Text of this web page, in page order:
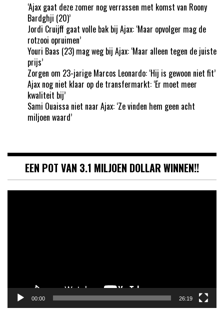
‘Ajax gaat deze zomer nog verrassen met komst van Roony
Bardghji (20)’
Jordi Cruijff gaat volle bak bij Ajax: ‘Maar opvolger mag de
rotzooi opruimen’
Youri Baas (23) mag weg bij Ajax: ‘Maar alleen tegen de juiste
prijs’
Zorgen om 23-jarige Marcos Leonardo: ‘Hij is gewoon niet fit’
Ajax nog niet klaar op de transfermarkt: ‘Er moet meer
kwaliteit bij’
Sami Ouaissa niet naar Ajax: ‘Ze vinden hem geen acht
miljoen waard’
EEN POT VAN 3.1 MILJOEN DOLLAR WINNEN!!
00:00 26:19